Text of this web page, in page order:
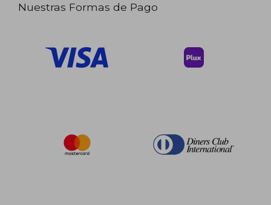
Nuestras Formas de Pago